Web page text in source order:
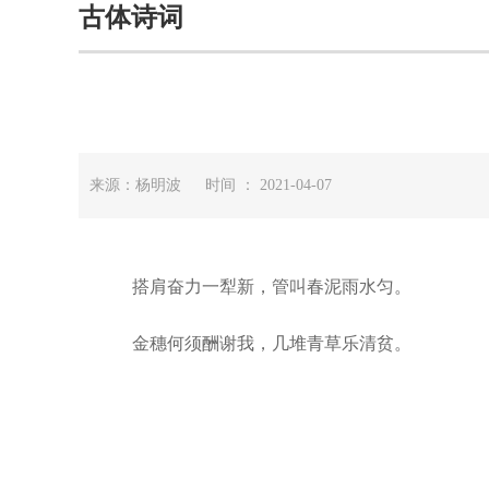
古体诗词
来源：杨明波 时间 ： 2021-04-07
搭肩奋力一犁新，管叫春泥雨水匀。
金穗何须酬谢我，几堆青草乐清贫。